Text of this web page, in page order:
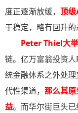
度正逐渐放缓， 顶
于稳定，略有回升的
Peter Thiel大
链。亿万富翁投资
统金融体系之外处
代性渠道， 那么其
益。而华尔街巨头